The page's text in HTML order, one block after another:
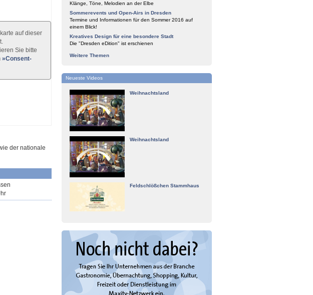
auf dieser
Sie bitte
»Consent-
der nationale
Klänge, Töne, Melodien an der Elbe
Sommerevents und Open-Airs in Dresden
Termine und Informationen für den Sommer 2016 auf
einem Blick!
Kreatives Design für eine besondere Stadt
Die "Dresden eDition" ist erschienen
Weitere Themen
Neueste Videos
Weihnachtsland
Weihnachtsland
Feldschlößchen Stammhaus